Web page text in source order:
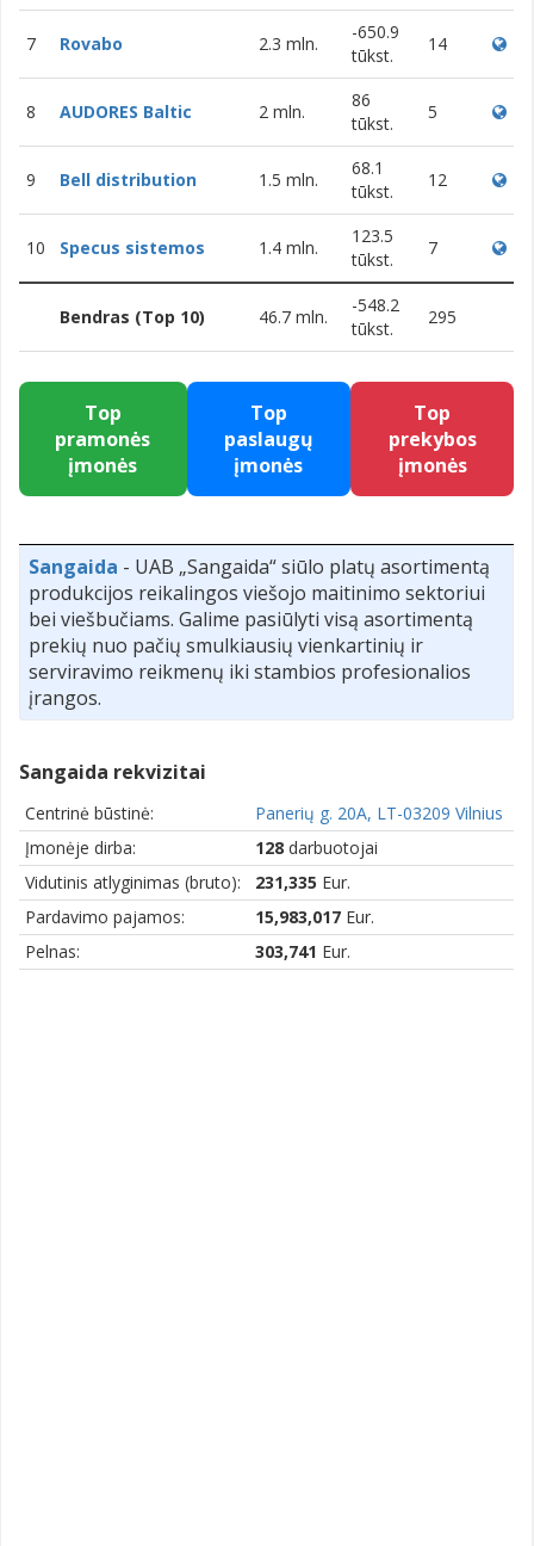
7 Rovabo 2.3 mln.
-650.9
tūkst.
14
8 AUDORES Baltic 2 mln.
86
tūkst.
5
9 Bell distribution 1.5 mln.
68.1
tūkst.
12
10 Specus sistemos 1.4 mln.
123.5
tūkst.
7
Bendras (Top 10) 46.7 mln.
-548.2
tūkst.
295
Top
pramonės
įmonės
Top
paslaugų
įmonės
Top
prekybos
įmonės
Sangaida - UAB „Sangaida“ siūlo platų asortimentą
produkcijos reikalingos viešojo maitinimo sektoriui
bei viešbučiams. Galime pasiūlyti visą asortimentą
prekių nuo pačių smulkiausių vienkartinių ir
serviravimo reikmenų iki stambios profesionalios
įrangos.
Sangaida rekvizitai
Centrinė būstinė:
Panerių g. 20A, LT-03209 Vilnius
Įmonėje dirba:
128 darbuotojai
Vidutinis atlyginimas (bruto):
231,335 Eur.
Pardavimo pajamos:
15,983,017 Eur.
Pelnas:
303,741 Eur.